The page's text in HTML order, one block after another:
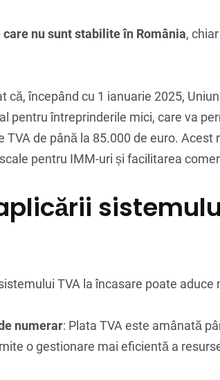
nu sunt stabilite în România,
că, începând cu 1 ianuarie 2025,
pentru întreprinderile mici, care va
TVA de până la 85.000 de euro. Acest
pentru IMM-uri și facilitarea
TVA la încasare poate aduce
numerar: Plata TVA este amânată
o gestionare mai eficientă a